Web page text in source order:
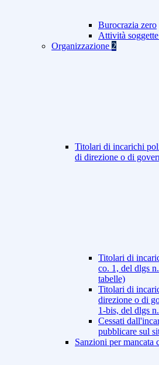
Burocrazia zero
Attività
Organizzazione 2
Titolari di incarichi
di direzione o di
Titolari di
co. 1, del dlgs
tabelle)
Titolari di
direzione o di
1-bis, del dlgs
Cessati
pubblicare sul
Sanzioni per mancata